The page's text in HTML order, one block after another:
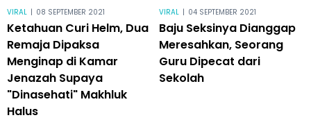
VIRAL | 08 SEPTEMBER 2021
Ketahuan Curi Helm, Dua
Remaja Dipaksa
Menginap di Kamar
Jenazah Supaya
"Dinasehati" Makhluk
Halus
VIRAL | 04 SEPTEMBER 2021
Baju Seksinya Dianggap
Meresahkan, Seorang
Guru Dipecat dari
Sekolah